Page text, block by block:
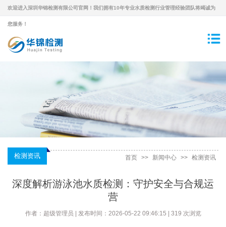
欢迎进入深圳华锦检测有限公司官网！我们拥有10年专业水质检测行业管理经验团队将竭诚为
您服务！
检测资讯 首页 >> 新闻中心 >> 检测资讯
深度解析游泳池水质检测：守护安全与合规运
营
作者：超级管理员 | 发布时间：2026-05-22 09:46:15 | 319 次浏览